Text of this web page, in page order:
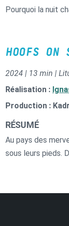
Pourquoi la nuit
HOOFS ON
2024 | 13 min |
Réalisation :
Production :
RÉSUMÉ
Au pays des
sous leurs pieds.